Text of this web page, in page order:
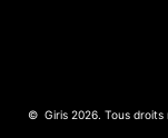
© Giris 2026. Tous droits